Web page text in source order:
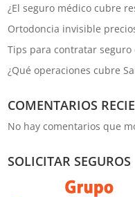
¿El seguro médico cubre
Ortodoncia invisible
Tips para contratar
¿Qué operaciones cubre
COMENTARIOS
No hay comentarios que
SOLICITAR SEGUROS